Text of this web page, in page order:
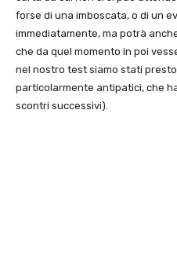
forse di una imboscata, o di un
immediatamente, ma potrà
che da quel momento in poi
nel nostro test siamo stati
particolarmente antipatici, che
scontri successivi).